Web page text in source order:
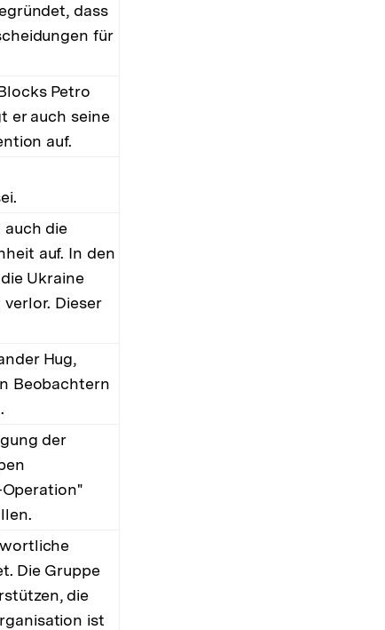
dass
für
Petro
er auch seine
auf.
auch die
auf. In den
Ukraine
Dieser
Hug,
Beobachtern
der
Die Gruppe
die
ist